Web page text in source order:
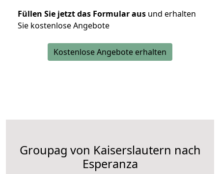
Füllen Sie jetzt das Formular aus und erhalten
Sie kostenlose Angebote
Kostenlose Angebote erhalten
Groupag von Kaiserslautern nach
Esperanza